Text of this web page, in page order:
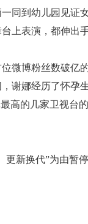
同到幼儿园见证
上表演，都伸出手
博粉丝数破亿
谢娜经历了怀孕
高的几家卫视台
新换代”为由暂